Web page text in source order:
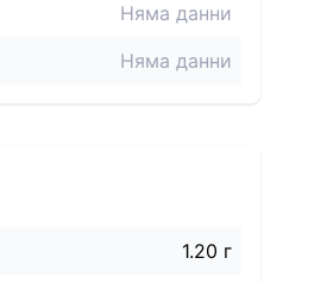
Няма данни
Няма данни
1.20 г